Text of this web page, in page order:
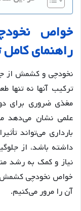
خواص
راهنمایکامل
نخودچی و کشمش از
ترکیب آنها نه تنها
مغذی ضروری برای
علمی نشان می‌دهد
بارداری می‌تواند
داشته باشد، از
نیاز و کمک به رشد
خواص نخودچی کشمش
آن را مرور می‌کنیم.